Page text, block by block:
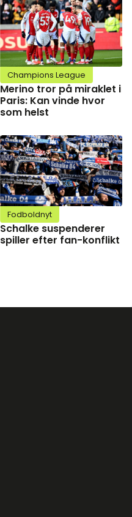
Champions League
Merino tror på miraklet i
Paris: Kan vinde hvor
som helst
Fodboldnyt
Schalke suspenderer
spiller efter fan-konflikt